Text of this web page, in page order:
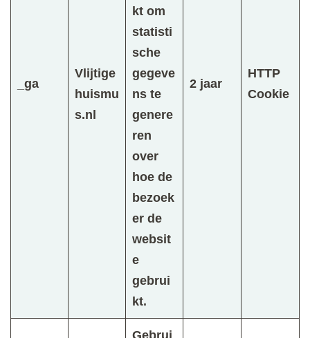
_ga
Vlijtige
huismu
s.nl
kt om
statisti
sche
gegeve
ns te
genere
ren
over
hoe de
bezoek
er de
websit
e
gebrui
kt.
2 jaar
HTTP
Cookie